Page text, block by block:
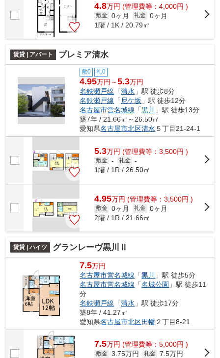
4.8万円 (管理費等：4,000円 )
敷金 0ヶ月 礼金 0ヶ月
1階 / 1K / 20.79㎡
賃貸 | アパート プレミア清水
敷0 礼0
4.95万円～5.3万円
名鉄瀬戸線 「清水 」駅 徒歩8分
名鉄瀬戸線 「 尼ケ坂 」駅 徒歩12分
名古屋市営名城線 「黒川
」駅 徒歩13分
築7年 / 21.66㎡～26.50㎡
愛知県名古屋市北区清水 ５丁目21-24-1
5.3万円 (管理費等：3,500円 )
敷金 - 礼金 -
1階 / 1R / 26.50㎡
4.95万円 (管理費等：3,500円 )
敷金 0ヶ月 礼金 0ヶ月
2階 / 1R / 21.66㎡
賃貸 | ハイツ グランレーヴ黒川Ⅱ
7.5万円
名古屋市営名城線 「黒川
」駅 徒歩5分
名古屋市営名城線 「名城公園 」駅 徒歩11
分
名鉄瀬戸線 「清水 」駅 徒歩17分
築8年 / 41.27㎡
愛知県名古屋市北区田幡２丁目8-21
7.5万円 (管理費等：5,000円 )
敷金 3.75万円 礼金 7.5万円